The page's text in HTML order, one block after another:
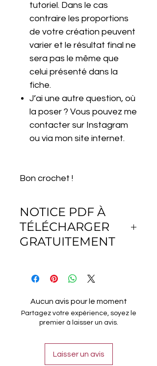
tutoriel. Dans le cas
contraire les proportions
de votre création peuvent
varier et le résultat final ne
sera pas le même que
celui présenté dans la
fiche.
J’ai une autre question, où
la poser ? Vous pouvez me
contacter sur Instagram
ou via mon site internet.
Bon crochet !
NOTICE PDF À
TÉLÉCHARGER
GRATUITEMENT
fichier PDF avec toutes les leçons
expert, tous les points et les
techniques de crochet tunisien.
Aucun avis pour le moment
Partagez votre expérience, soyez le
premier à laisser un avis.
Laisser un avis